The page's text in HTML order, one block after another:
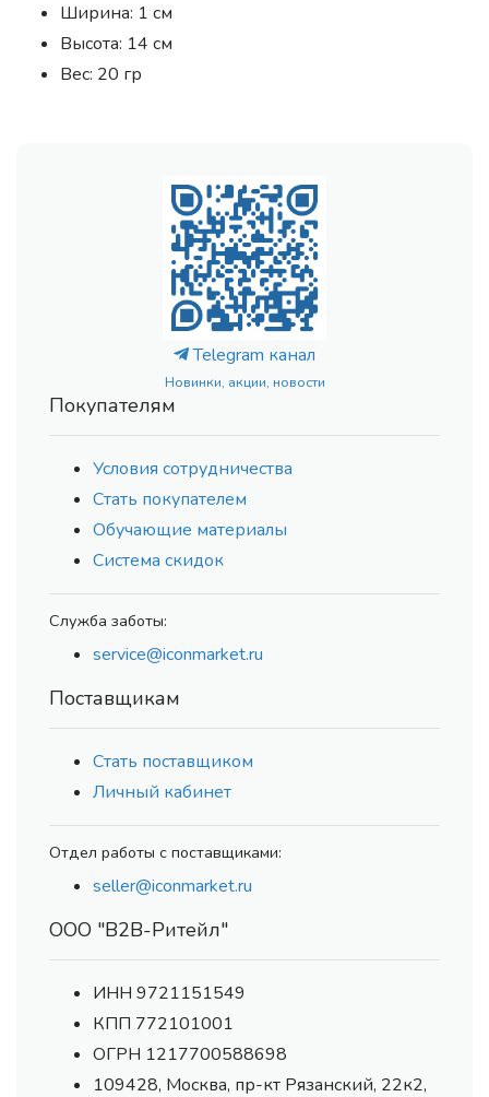
Ширина: 1 см
Высота: 14 см
Вес: 20 гр
Telegram канал
Новинки, акции, новости
Покупателям
Условия сотрудничества
Стать покупателем
Обучающие материалы
Система скидок
Служба заботы:
service@iconmarket.ru
Поставщикам
Стать поставщиком
Личный кабинет
Отдел работы с поставщиками:
seller@iconmarket.ru
ООО "В2В-Ритейл"
ИНН 9721151549
КПП 772101001
ОГРН 1217700588698
109428, Москва, пр-кт Рязанский, 22к2,